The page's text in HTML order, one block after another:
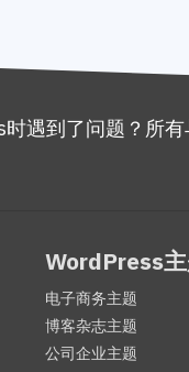
遇到了问题？所有
WordPress
电子商务主题
博客杂志主题
公司企业主题